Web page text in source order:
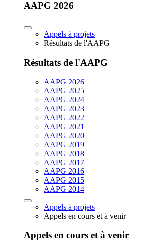
AAPG 2026
Appels à projets
Résultats de l'AAPG
Résultats de l'AAPG
AAPG 2026
AAPG 2025
AAPG 2024
AAPG 2023
AAPG 2022
AAPG 2021
AAPG 2020
AAPG 2019
AAPG 2018
AAPG 2017
AAPG 2016
AAPG 2015
AAPG 2014
Appels à projets
Appels en cours et à venir
Appels en cours et à venir